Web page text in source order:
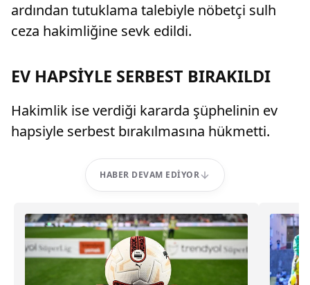
ardından tutuklama talebiyle nöbetçi sulh
ceza hakimliğine sevk edildi.
EV HAPSİYLE SERBEST BIRAKILDI
Hakimlik ise verdiği kararda şüphelinin ev
hapsiyle serbest bırakılmasına hükmetti.
HABER DEVAM EDIYOR